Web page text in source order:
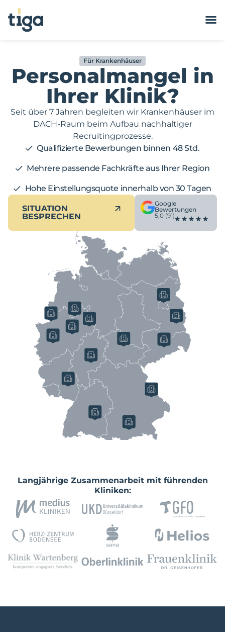
Für Krankenhäuser
Personalmangel in
Ihrer Klinik?
Seit über 7 Jahren begleiten wir Krankenhäuser im
DACH-Raum beim Aufbau nachhaltiger
Recruitingprozesse.
Qualifizierte Bewerbungen binnen 48 Std.
Mehrere passende Fachkräfte aus Ihrer Region
Hohe Einstellungsquote innerhalb von 30 Tagen
SITUATION
BESPRECHEN
Google
Bewertungen
5,0 (91)
Langjährige Zusammenarbeit mit führenden
Kliniken: